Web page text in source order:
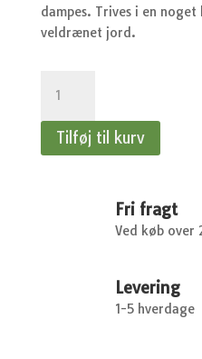
dampes. Trives i en
veldrænet jord.
Spids-
-
Kål,Tilføj til kurv
Fri fragt
Ved køb
Levering
1-5 hverdage